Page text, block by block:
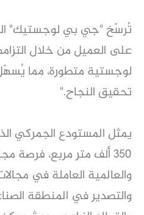
تُرسّخ "جي بي لوجستيك"
على العميل من خلال
لوجستية متطورة، مما
تحقيق النجاح."
يمثل المستودع الجمركي
350 ألف متر مربع، فرصة
والعالمية العاملة في
والتصدير في المنطقة